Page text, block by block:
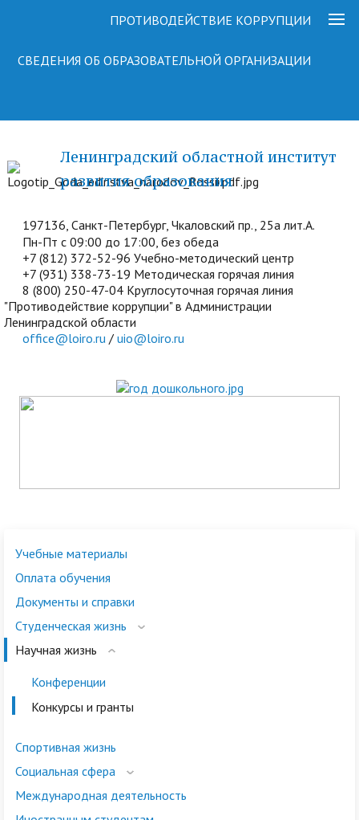
ПРОТИВОДЕЙСТВИЕ КОРРУПЦИИ
СВЕДЕНИЯ ОБ ОБРАЗОВАТЕЛЬНОЙ ОРГАНИЗАЦИИ
Ленинградский областной институт
развития образования
197136, Санкт-Петербург, Чкаловский пр., 25а лит.А.
Пн-Пт с 09:00 до 17:00, без обеда
+7 (812) 372-52-96 Учебно-методический центр
+7 (931) 338-73-19 Методическая горячая линия
8 (800) 250-47-04 Круглосуточная горячая линия
"Противодействие коррупции" в Администрации
Ленинградской области
office@loiro.ru / uio@loiro.ru
Учебные материалы
Оплата обучения
Документы и справки
Студенческая жизнь
Научная жизнь
Конференции
Конкурсы и гранты
Спортивная жизнь
Социальная сфера
Международная деятельность